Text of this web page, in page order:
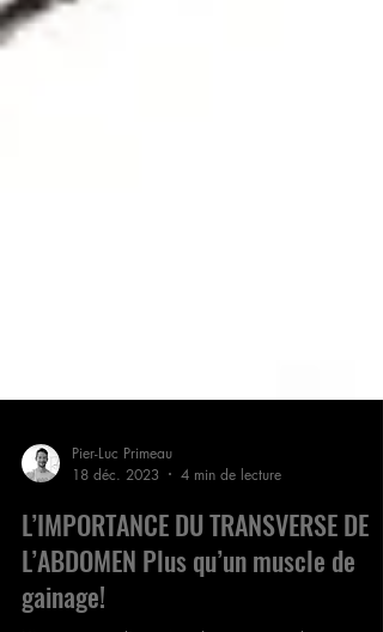
Pier-Luc Primeau
18 déc. 2023
4 min de lecture
L’IMPORTANCE DU TRANSVERSE DE